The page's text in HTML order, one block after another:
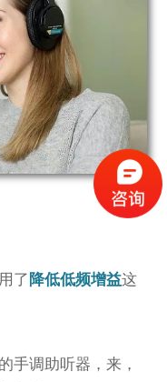
了 降低低频增益这
手调助听器， 来，